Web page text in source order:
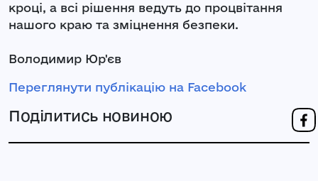
кроці, а всі рішення ведуть до процвітання
нашого краю та зміцнення безпеки.
Володимир Юр'єв
Переглянути публікацію на Facebook
Поділитись новиною